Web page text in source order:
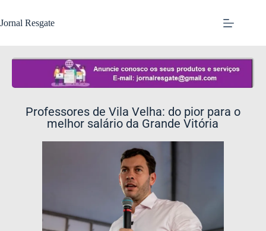
Jornal Resgate
Professores de Vila Velha: do pior para o
melhor salário da Grande Vitória